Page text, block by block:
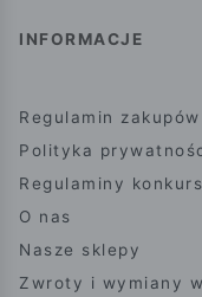
INFORMACJE
Regulamin zakupów
Polityka
Regulaminy
O nas
Nasze sklepy
Zwroty i wymiany